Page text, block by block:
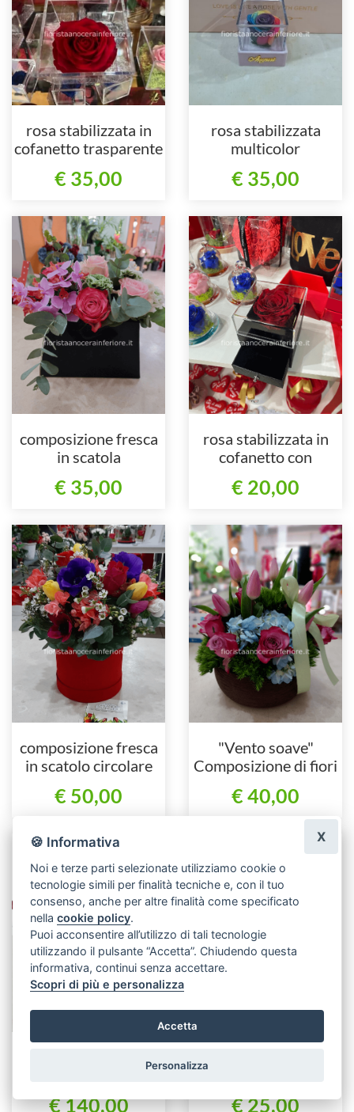
rosa stabilizzata in
cofanetto trasparente
€ 35,00
rosa stabilizzata
multicolor
€ 35,00
composizione fresca
in scatola
€ 35,00
rosa stabilizzata in
cofanetto con
€ 20,00
composizione fresca
in scatolo circolare
€ 50,00
"Vento soave"
Composizione di fiori
€ 40,00
€ 140,00 € 25,00
🍪 Informativa
Noi e terze parti selezionate utilizziamo cookie o
tecnologie simili per finalità tecniche e, con il tuo
consenso, anche per altre finalità come specificato
nellacookie policy.
Puoi acconsentire all’utilizzo di tali tecnologie
utilizzando il pulsante “Accetta”. Chiudendo questa
informativa, continui senza accettare.
Scopri di più e personalizza
Accetta
Personalizza
X